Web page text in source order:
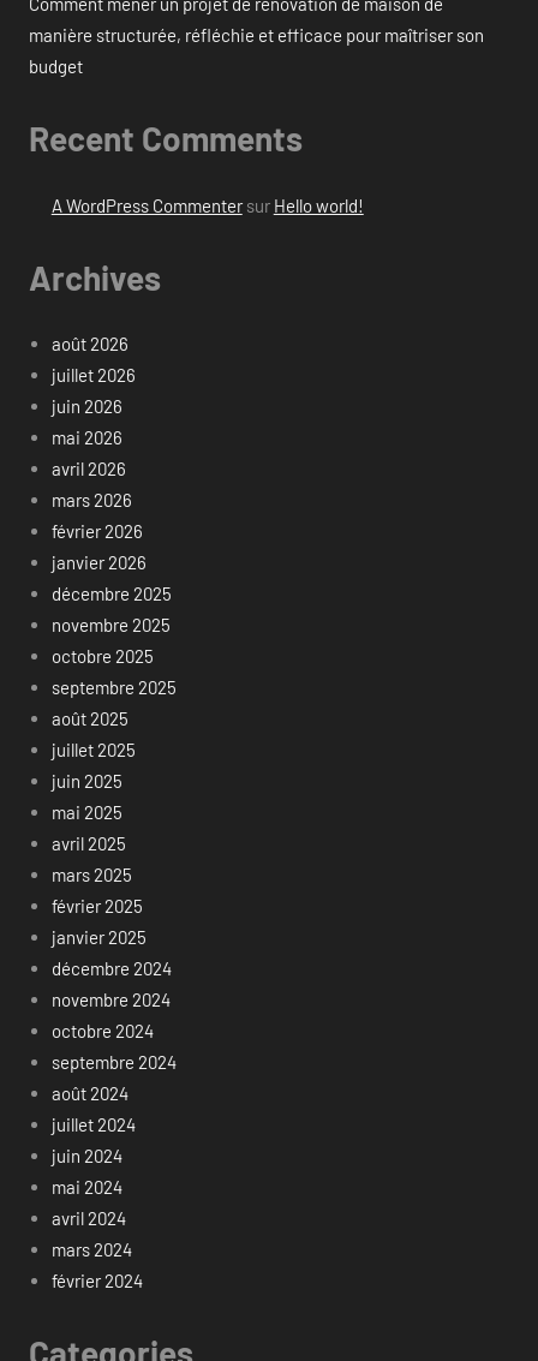
manière structurée, réfléchie et efficace pour maîtriser son
budget
Recent Comments
A WordPress Commentersur Hello world!
Archives
août 2026
juillet 2026
juin 2026
mai 2026
avril 2026
mars 2026
février 2026
janvier 2026
décembre 2025
novembre 2025
octobre 2025
septembre 2025
août 2025
juillet 2025
juin 2025
mai 2025
avril 2025
mars 2025
février 2025
janvier 2025
décembre 2024
novembre 2024
octobre 2024
septembre 2024
août 2024
juillet 2024
juin 2024
mai 2024
avril 2024
mars 2024
février 2024